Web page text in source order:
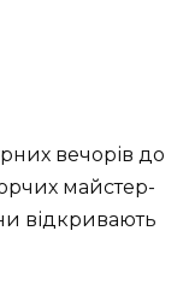
вечорів до
майстер-
відкривають